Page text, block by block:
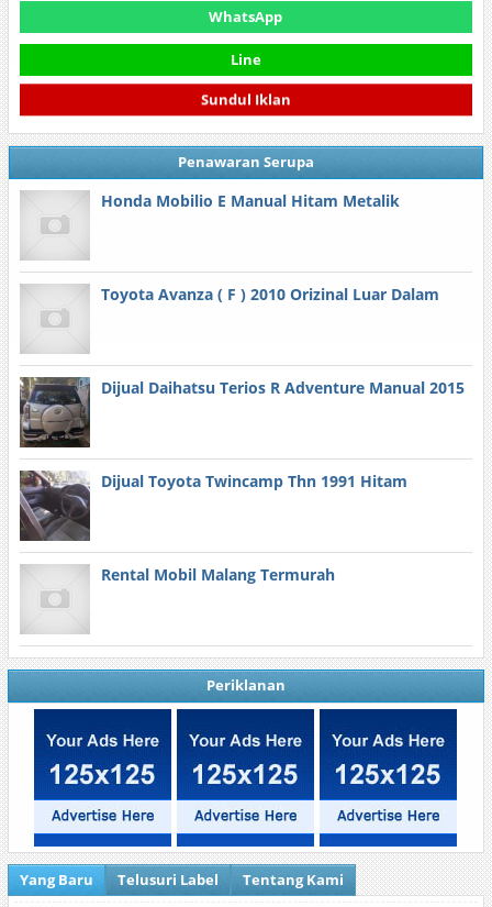
WhatsApp
Line
Sundul Iklan
Penawaran Serupa
Honda Mobilio E Manual Hitam Metalik
Toyota Avanza ( F ) 2010 Orizinal Luar Dalam
Dijual Daihatsu Terios R Adventure Manual 2015
Dijual Toyota Twincamp Thn 1991 Hitam
Rental Mobil Malang Termurah
Periklanan
Yang Baru Telusuri Label Tentang Kami